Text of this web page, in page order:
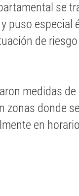
se
puso especial
de
medidas
zonas donde
en